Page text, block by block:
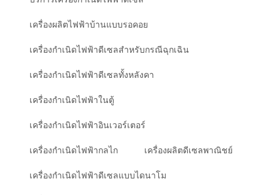
เครื่องผลิตไฟฟ้าบ้านแบบรอคอย
เครื่องกำเนิดไฟฟ้าดีเซลสำหรับกรณีฉุกเฉิน
เครื่องกำเนิดไฟฟ้าดีเซลทั้งหลังคา
เครื่องกำเนิดไฟฟ้าในตู้
เครื่องกำเนิดไฟฟ้าอินเวอร์เตอร์
เครื่องกำเนิดไฟฟ้ากลไก เครื่องผลิตดีเซลพาณิชย์
เครื่องกำเนิดไฟฟ้าดีเซลแบบไดนาโม